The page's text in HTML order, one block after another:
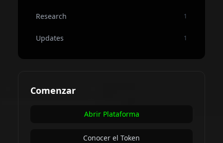
Research 1
Updates 1
Comenzar
Abrir Plataforma
Conocer el Token